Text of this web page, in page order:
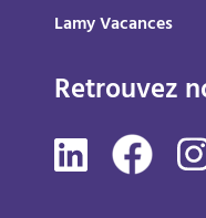
Lamy Vacances
Retrouvez